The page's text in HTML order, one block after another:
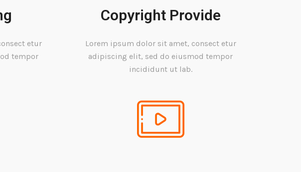
etur
tempor
Copyright Provide
Lorem ipsum dolor sit amet, consect etur
adipiscing elit, sed do eiusmod tempor
incididunt ut lab.